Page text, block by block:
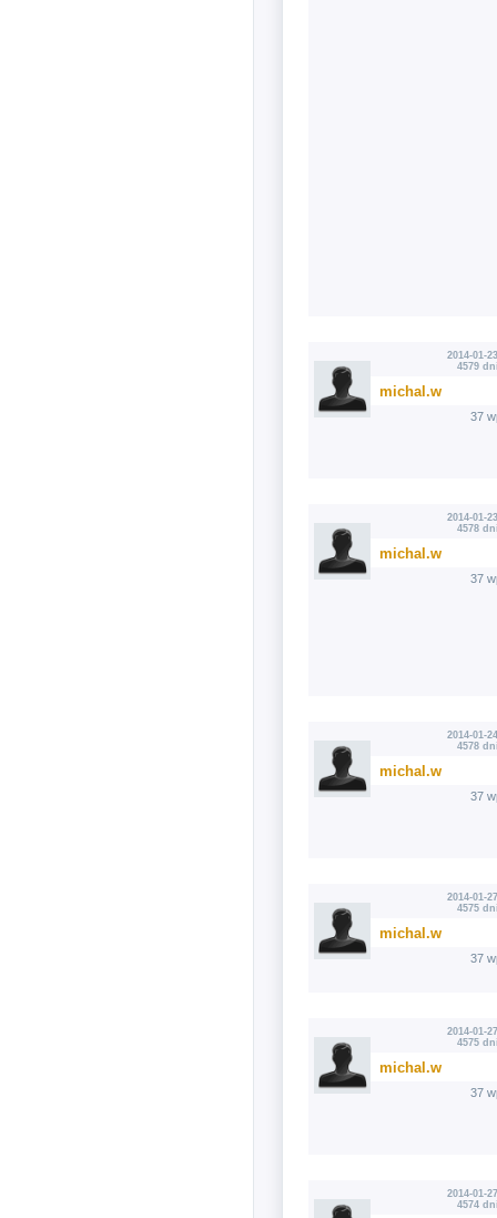
2014-01-
4579
michal.w
37
2014-01-
4578
michal.w
37
2014-01-
4578
michal.w
37
2014-01-
4575
michal.w
37
2014-01-
4575
michal.w
37
2014-01-
4574